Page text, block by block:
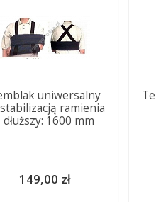
uniwersalny
ramienia
dłuższy: 1600 mm
149,00 zł